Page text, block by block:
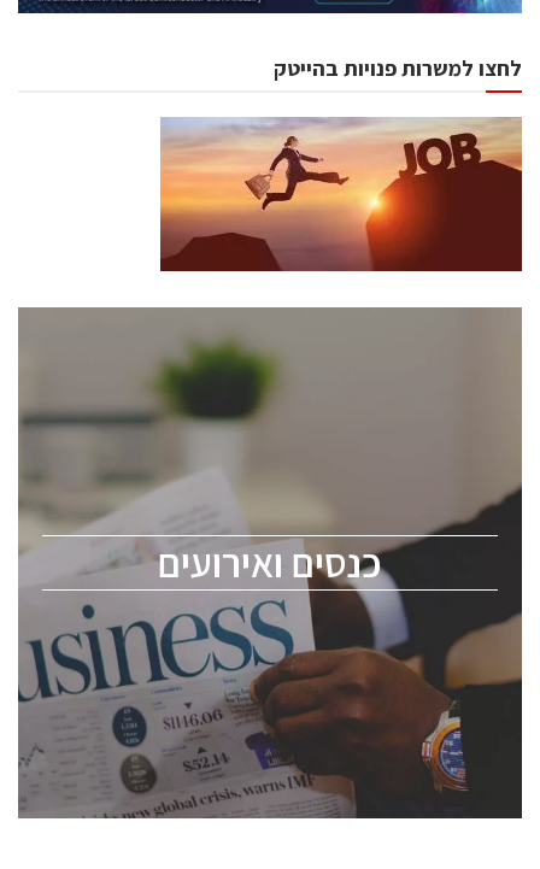
לחצו למשרות פנויות בהייטק
כנסים ואירועים
כנסים ואירועים
לכל העוסקים בתעשיית הסמיקונדקטור כולל מהנדסים,
ChipEx2026 will be held on May 12-13, 2026. The
conference is intended for everyone involved in the
semiconductor industry, including engineers,
professional experts, and senior executives.
לחץ לפרטים